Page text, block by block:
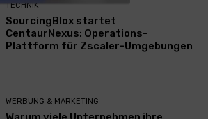
TECHNIK
SourcingBlox startet
CentaurNexus: Operations-
Plattform für Zscaler-Umgebungen
WERBUNG & MARKETING